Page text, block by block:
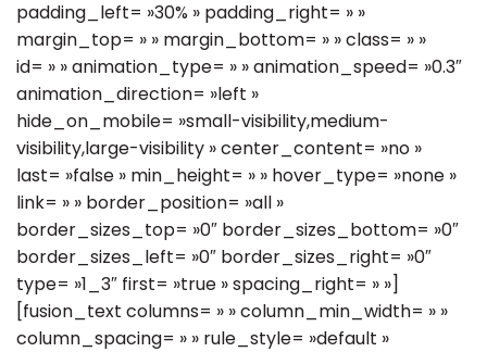
padding_left= »30% » padding_right= » »
margin_top= » » margin_bottom= » » class= » »
id= » » animation_type= » » animation_speed= »0.3″
animation_direction= »left »
hide_on_mobile= »small-visibility,medium-
visibility,large-visibility » center_content= »no »
last= »false » min_height= » » hover_type= »none »
link= » » border_position= »all »
border_sizes_top= »0″ border_sizes_bottom= »0″
border_sizes_left= »0″ border_sizes_right= »0″
type= »1_3″ first= »true » spacing_right= » »]
[fusion_text columns= » » column_min_width= » »
column_spacing= » » rule_style= »default »